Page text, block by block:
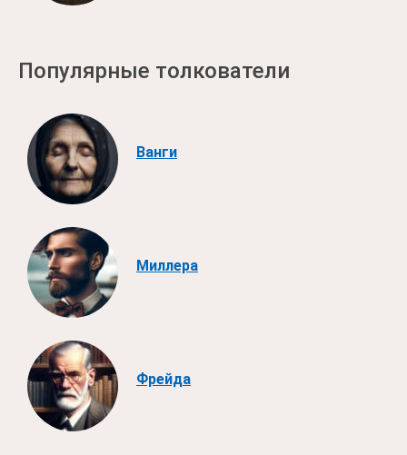
Популярные толкователи
Ванги
Миллера
Фрейда